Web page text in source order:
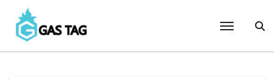
content